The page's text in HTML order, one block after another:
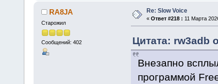
RA8JA
Старожил
Сообщений: 402
Re: Slow Voice
« Ответ #218 : 11 Марта
Цитата: rw3adb
Внезапно
программой